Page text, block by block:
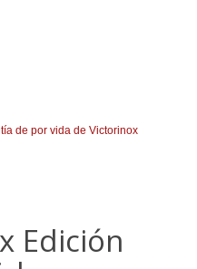
de por vida de Victorinox
Edición